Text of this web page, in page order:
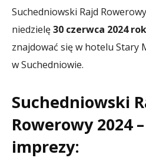
Suchedniowski Rajd
niedzielę30 czerwca 2024
znajdować się w hotelu Stary
w Suchedniowie.
Suchedniowski
Rowerowy 2024
imprezy: